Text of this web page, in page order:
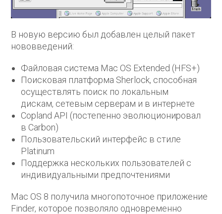
В новую версию был добавлен целый пакет
нововведений:
Файловая система Mac OS Extended (HFS+)
Поисковая платформа Sherlock, способная
осуществлять поиск по локальным
дискам, сетевым серверам и в интернете
Copland API (постепенно эволюционировал
в Carbon)
Пользовательский интерфейс в стиле
Platinum
Поддержка нескольких пользователей с
индивидуальными предпочтениями
Mac OS 8 получила многопоточное приложение
Finder, которое позволяло одновременно